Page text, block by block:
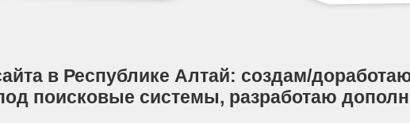
в Республике Алтай: создам/
поисковые системы, разработаю